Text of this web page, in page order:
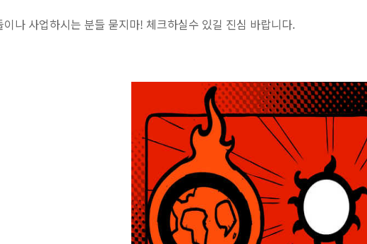
이나 사업하시는 분들 묻지마! 체크하실수 있길 진심 바랍니다.